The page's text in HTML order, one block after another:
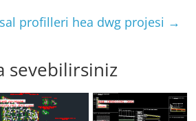
profilleri hea dwg projesi →
sevebilirsiniz